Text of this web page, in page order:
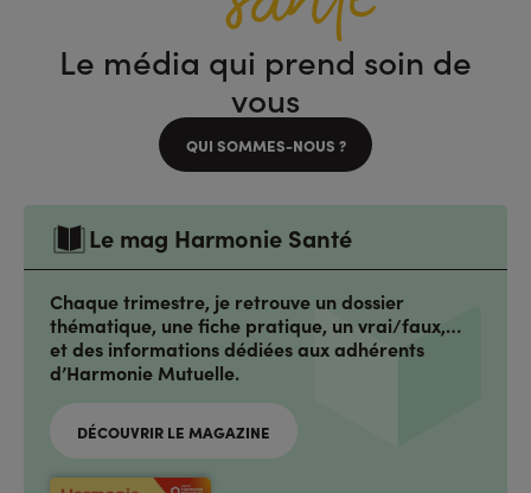
Le média qui prend soin de
vous
QUI SOMMES-NOUS ?
Le mag Harmonie Santé
Chaque trimestre, je retrouve un dossier
thématique, une fiche pratique, un vrai/faux,…
et des informations dédiées aux adhérents
d’Harmonie Mutuelle.
DÉCOUVRIR LE MAGAZINE